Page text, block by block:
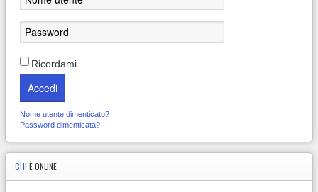
Ricordami
Accedi
Nome utente dimenticato?
Password dimenticata?
CHI È ONLINE